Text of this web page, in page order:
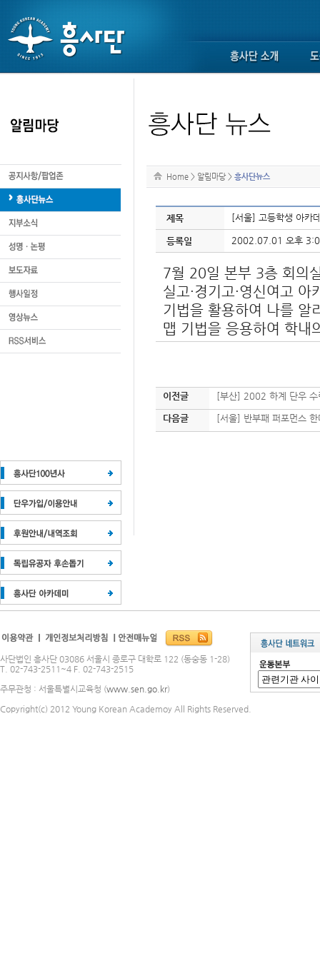
Home > 알림마당 > 흥사단뉴스
제목 [서울] 고등학생 아카
등록일 2002.07.01 오후
7월 20일 본부 3층 회의
실고·경기고·영신여고
기법을 활용하여 나를 알
맵 기법을 응용하여 학내
이전글 [부산] 2002 하계 단우 수
다음글 [서울] 반부패 퍼포먼스 한
사단법인 흥사단 03086 서울시 종로구 대학로 122 (동숭동 1-28)
T. 02-743-2511~4 F. 02-743-2515
주무관청 : 서울특별시교육청 (www.sen.go.kr)
Copyright(c) 2012 Young Korean Academoy All Rights Reserved.